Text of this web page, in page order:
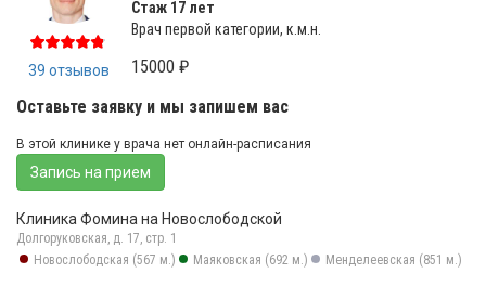
39 отзывов
Стаж 17 лет
Врач первой категории, к.м.н.
15000 ₽
Оставьте заявку и мы запишем вас
В этой клинике у врача нет онлайн-расписания
Запись на прием
Клиника Фомина на Новослободской
Долгоруковская, д. 17, стр. 1
Новослободская (567 м.)
Маяковская (692 м.) Менделеевская (851 м.)